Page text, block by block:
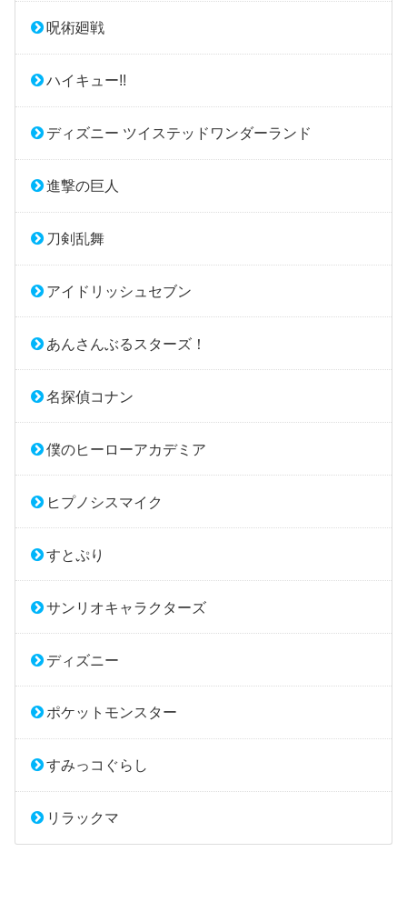
呪術廻戦
ハイキュー!!
ディズニー ツイステッドワンダーランド
進撃の巨人
刀剣乱舞
アイドリッシュセブン
あんさんぶるスターズ！
名探偵コナン
僕のヒーローアカデミア
ヒプノシスマイク
すとぷり
サンリオキャラクターズ
ディズニー
ポケットモンスター
すみっコぐらし
リラックマ